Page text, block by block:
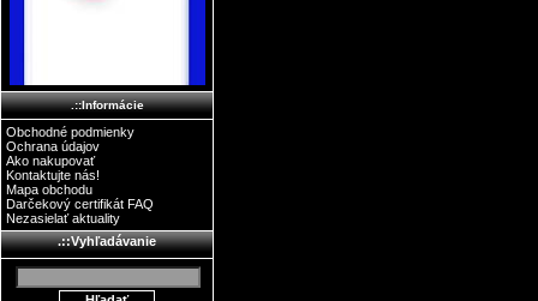
.::Informácie
Obchodné podmienky
Ochrana údajov
Ako nakupovať
Kontaktujte nás!
Mapa obchodu
Darčekový certifikát FAQ
Nezasielať aktuality
.::Vyhľadávanie